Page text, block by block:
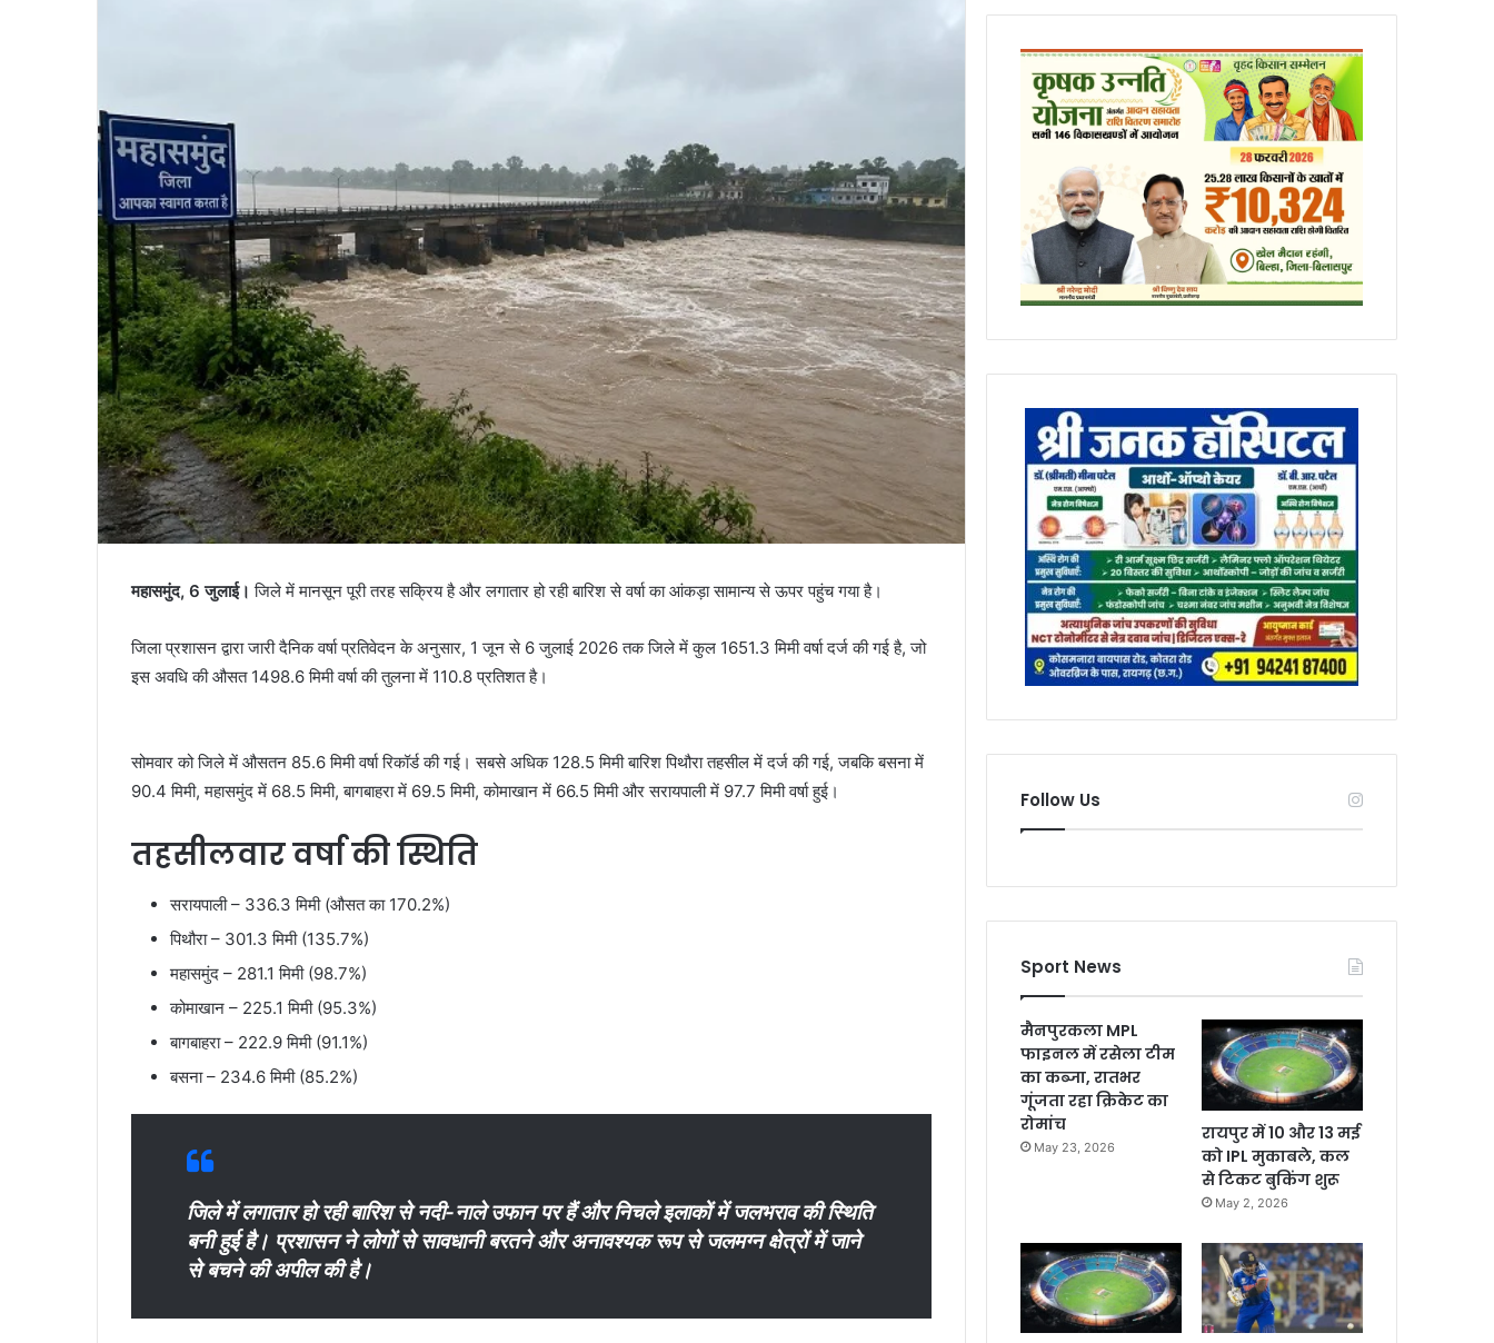
महासमुंद, 6 जुलाई।जिले में मानसून पूरी तरह सक्रिय है और लगातार हो रही बारिश से वर्षा का आंकड़ा सामान्य से ऊपर पहुंच गया है।
जिला प्रशासन द्वारा जारी दैनिक वर्षा प्रतिवेदन के अनुसार, 1 जून से 6 जुलाई 2026 तक जिले में कुल 1651.3 मिमी वर्षा दर्ज की गई है, जो
इस अवधि की औसत 1498.6 मिमी वर्षा की तुलना में 110.8 प्रतिशत है।
सोमवार को जिले में औसतन 85.6 मिमी वर्षा रिकॉर्ड की गई। सबसे अधिक 128.5 मिमी बारिश पिथौरा तहसील में दर्ज की गई, जबकि बसना में
90.4 मिमी, महासमुंद में 68.5 मिमी, बागबाहरा में 69.5 मिमी, कोमाखान में 66.5 मिमी और सरायपाली में 97.7 मिमी वर्षा हुई।
तहसीलवार वर्षा की स्थिति
सरायपाली – 336.3 मिमी (औसत का 170.2%)
पिथौरा – 301.3 मिमी (135.7%)
महासमुंद – 281.1 मिमी (98.7%)
कोमाखान – 225.1 मिमी (95.3%)
बागबाहरा – 222.9 मिमी (91.1%)
बसना – 234.6 मिमी (85.2%)
जिले में लगातार हो रही बारिश से नदी-नाले उफान पर हैं और निचले इलाकों में जलभराव की स्थिति
बनी हुई है। प्रशासन ने लोगों से सावधानी बरतने और अनावश्यक रूप से जलमग्न क्षेत्रों में जाने
से बचने की अपील की है।
Follow Us
Sport News
मैनपुरकला MPL
फाइनल में रसेला टीम
का कब्जा, रातभर
गूंजता रहा क्रिकेट का
रोमांच
May 23, 2026
रायपुर में 10 और 13 मई
को IPL मुकाबले, कल
से टिकट बुकिंग शुरू
May 2, 2026